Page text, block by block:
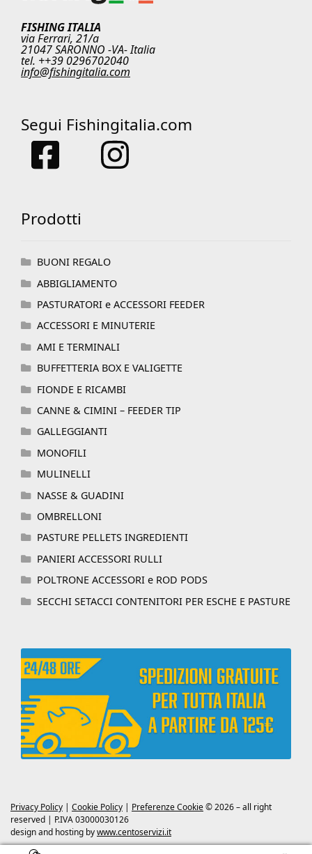
FISHING ITALIA
via Ferrari, 21/a
21047 SARONNO -VA- Italia
tel. ++39 0296702040
info@fishingitalia.com
Segui Fishingitalia.com
Prodotti
BUONI REGALO
ABBIGLIAMENTO
PASTURATORI e ACCESSORI FEEDER
ACCESSORI E MINUTERIE
AMI E TERMINALI
BUFFETTERIA BOX E VALIGETTE
FIONDE E RICAMBI
CANNE & CIMINI – FEEDER TIP
GALLEGGIANTI
MONOFILI
MULINELLI
NASSE & GUADINI
OMBRELLONI
PASTURE PELLETS INGREDIENTI
PANIERI ACCESSORI RULLI
POLTRONE ACCESSORI e ROD PODS
SECCHI SETACCI CONTENITORI PER ESCHE E PASTURE
Privacy Policy | Cookie Policy | Preferenze Cookie© 2026 – all right
reserved | P.IVA 03000030126
design and hosting bywww.centoservizi.it